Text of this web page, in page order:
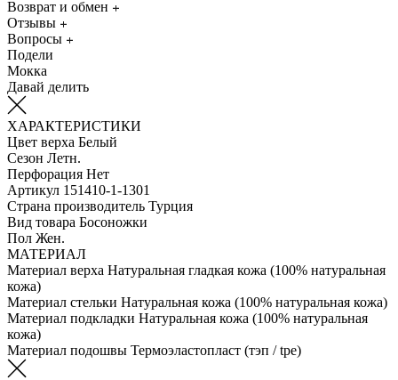
Возврат и обмен
Отзывы
Вопросы
Подели
Мокка
Давай делить
ХАРАКТЕРИСТИКИ
Цвет верха Белый
Сезон Летн.
Перфорация Нет
Артикул 151410-1-1301
Страна производитель Турция
Вид товара Босоножки
Пол Жен.
МАТЕРИАЛ
Материал верха Натуральная гладкая кожа (100% натуральная
кожа)
Материал стельки Натуральная кожа (100% натуральная кожа)
Материал подкладки Натуральная кожа (100% натуральная
кожа)
Материал подошвы Термоэластопласт (тэп / tpe)